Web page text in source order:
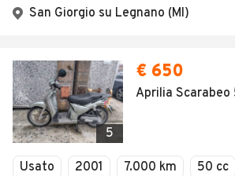
San Giorgio su Legnano (MI)
5
€ 650
Aprilia Scarabeo
Usato 2001 7.000 km 50 cc